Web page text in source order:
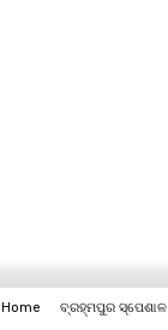
Home ବ୍ରହ୍ମପୁର ସ୍ପେଶାଳ